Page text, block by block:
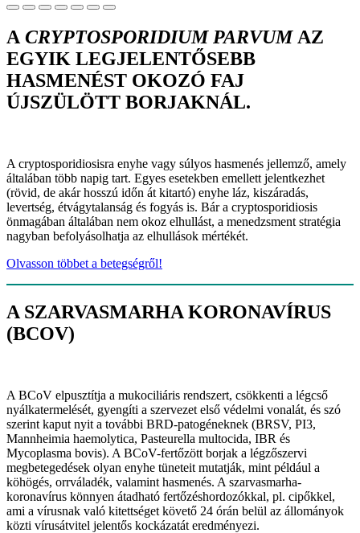
ACRYPTOSPORIDIUM PARVUMAZ
EGYIK LEGJELENTŐSEBB
HASMENÉST OKOZÓ FAJ
ÚJSZÜLÖTT BORJAKNÁL.
A cryptosporidiosisra enyhe vagy súlyos hasmenés jellemző, amely
általában több napig tart. Egyes esetekben emellett jelentkezhet
(rövid, de akár hosszú időn át kitartó) enyhe láz, kiszáradás,
levertség, étvágytalanság és fogyás is. Bár a cryptosporidiosis
önmagában általában nem okoz elhullást, a menedzsment stratégia
nagyban befolyásolhatja az elhullások mértékét.
Olvasson többet a betegségről!
A SZARVASMARHA KORONAVÍRUS
(BCOV)
A BCoV elpusztítja a mukociliáris rendszert, csökkenti a légcső
nyálkatermelését, gyengíti a szervezet első védelmi vonalát, és szó
szerint kaput nyit a további BRD-patogéneknek (BRSV, PI3,
Mannheimia haemolytica, Pasteurella multocida, IBR és
Mycoplasma bovis). A BCoV-fertőzött borjak a légzőszervi
megbetegedések olyan enyhe tüneteit mutatják, mint például a
köhögés, orrváladék, valamint hasmenés. A szarvasmarha-
koronavírus könnyen átadható fertőzéshordozókkal, pl. cipőkkel,
ami a vírusnak való kitettséget követő 24 órán belül az állományok
közti vírusátvitel jelentős kockázatát eredményezi.